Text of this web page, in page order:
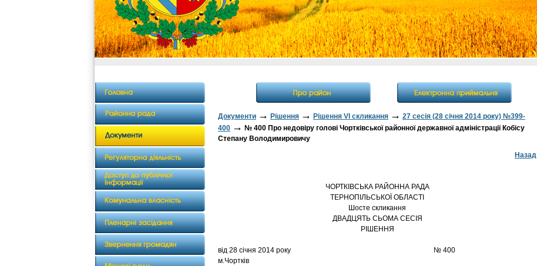
Документи → Рішення → Рішення VI скликання → 27 сесія (28 січня 2014 року) №399-
400 → № 400 Про недовіру голові Чортківської районної державної адміністрації Кобісу
Степану Володимировичу
Назад
ЧОРТКІВСЬКА РАЙОННА РАДА
ТЕРНОПІЛЬСЬКОЇ ОБЛАСТІ
Шосте скликання
ДВАДЦЯТЬ СЬОМА СЕСІЯ
РІШЕННЯ
від 28 січня 2014 року № 400
м.Чортків